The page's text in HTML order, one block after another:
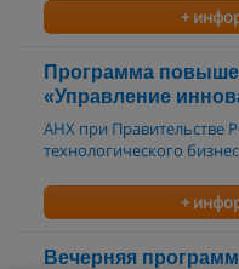
+
Программа
«Управление
АНХ при Правительстве
технологического
+
Вечерняя